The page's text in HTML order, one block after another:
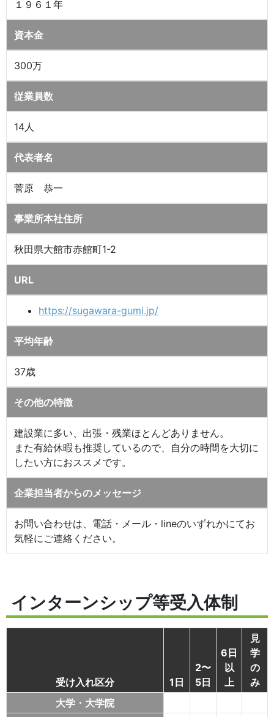
１９６１年
資本金
300万
従業員数
14人
代表者名
菅原 恭一
事業所本社住所
秋田県大館市赤館町1-2
URL
https://sugawara-gumi.jp/
平均年齢
37歳
その他の特徴
建設業に多い、出張・残業ほとんどありません。
また有給休暇も推奨しているので、自分の時間を大切に
したい方におススメです。
企業担当者からのメッセージ
お問い合わせは、電話・メール・lineのいずれかにてお
気軽にご連絡ください。
インターンシップ等受入体制
受け入れ区分 1日
2〜
5日
6日
以
上
見
学
の
み
大学・大学院